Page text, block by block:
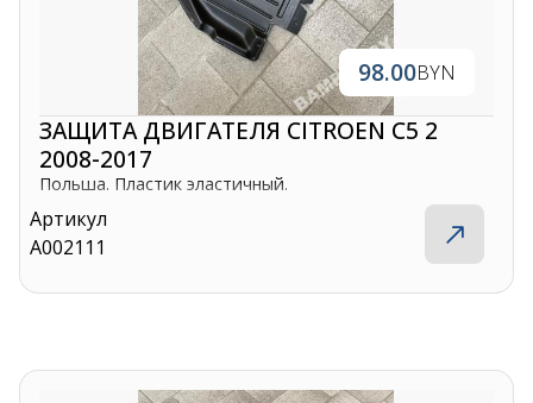
98.00BYN
ЗАЩИТА ДВИГАТЕЛЯ CITROEN C5 2
2008-2017
Польша. Пластик эластичный.
Артикул
A002111